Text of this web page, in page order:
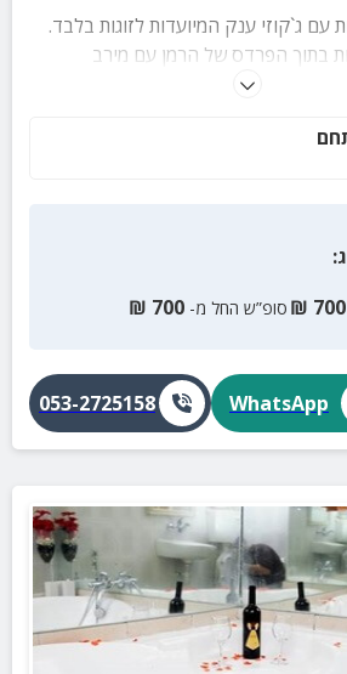
ג`קוזי ענק המיועדות לזוגות בלבד.
בתוך הפרדס של הרמן עם מירב
לנוף המרהיב של החרמון והרי הגליל.
:
700
₪ סופ”ש החל מ- 700
₪
WhatsApp
053-2725158